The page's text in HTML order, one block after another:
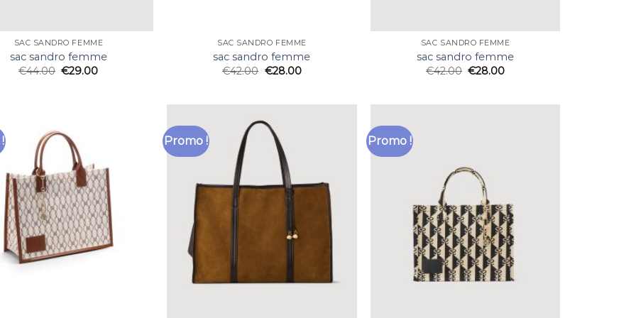
SAC SANDRO FEMME
sac sandro femme
€44.00 €29.00
SAC SANDRO FEMME
sac sandro femme
€42.00 €28.00
SAC SANDRO FEMME
sac sandro femme
€42.00 €28.00
Promo ! Promo !